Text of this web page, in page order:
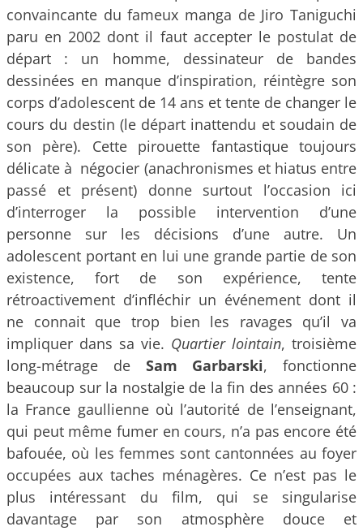
convaincante du fameux manga de Jiro Taniguchi
paru en 2002 dont il faut accepter le postulat de
départ : un homme, dessinateur de bandes
dessinées en manque d’inspiration, réintègre son
corps d’adolescent de 14 ans et tente de changer le
cours du destin (le départ inattendu et soudain de
son père). Cette pirouette fantastique toujours
délicate à négocier (anachronismes et hiatus entre
passé et présent) donne surtout l’occasion ici
d’interroger la possible intervention d’une
personne sur les décisions d’une autre. Un
adolescent portant en lui une grande partie de son
existence, fort de son expérience, tente
rétroactivement d’infléchir un événement dont il
ne connait que trop bien les ravages qu’il va
impliquer dans sa vie. Quartier lointain, troisième
long-métrage de Sam Garbarski, fonctionne
beaucoup sur la nostalgie de la fin des années 60 :
la France gaullienne où l’autorité de l’enseignant,
qui peut même fumer en cours, n’a pas encore été
bafouée, où les femmes sont cantonnées au foyer
occupées aux taches ménagères. Ce n’est pas le
plus intéressant du film, qui se singularise
davantage par son atmosphère douce et